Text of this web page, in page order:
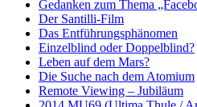
Gedanken zum Thema
Der Santilli-Film
Das Entführungsphänomen
Einzelblind oder Doppelblind?
Leben auf dem Mars?
Die Suche nach dem Atomium
Remote Viewing – Jubiläum